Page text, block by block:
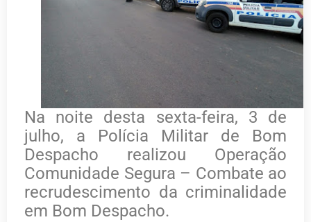
Na noite desta sexta-feira, 3 de
julho, a Polícia Militar de Bom
Despacho realizou Operação
Comunidade Segura – Combate ao
recrudescimento da criminalidade
em Bom Despacho.